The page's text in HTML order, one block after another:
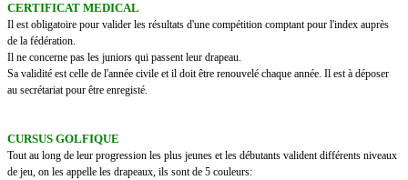
CERTIFICAT MEDICAL
Il est obligatoire pour valider les résultats d'une compétition comptant pour l'index auprès
de la fédération.
Il ne concerne pas les juniors qui passent leur drapeau.
Sa validité est celle de l'année civile et il doit être renouvelé chaque année. Il est à déposer
au secrétariat pour être enregisté.
CURSUS GOLFIQUE
Tout au long de leur progression les plus jeunes et les débutants valident différents niveaux
de jeu, on les appelle les drapeaux, ils sont de 5 couleurs: